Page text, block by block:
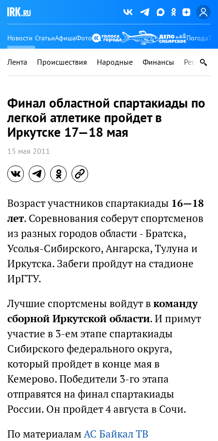
Новости СтатьиАфишаФото Погода
Лента Происшествия Народные Финансы Регионы
Финал областной спартакиады по
легкой атлетике пройдет в
Иркутске 17—18 мая
15 мая 2011
Возраст участников спартакиады 16—18
лет. Соревнования соберут спортсменов
из разных городов области - Братска,
Усолья-Сибирского, Ангарска, Тулуна и
Иркутска. Забеги пройдут на стадионе
ИрГТУ.
Лучшие спортсмены войдут в команду
сборной Иркутской области. И примут
участие в 3-ем этапе спартакиады
Сибирского федерального округа,
который пройдет в конце мая в
Кемерово. Победители 3-го этапа
отправятся на финал спартакиады
России. Он пройдет 4 августа в Сочи.
По материаламАС Байкал ТВ